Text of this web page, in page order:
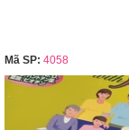
Mã SP: 4058